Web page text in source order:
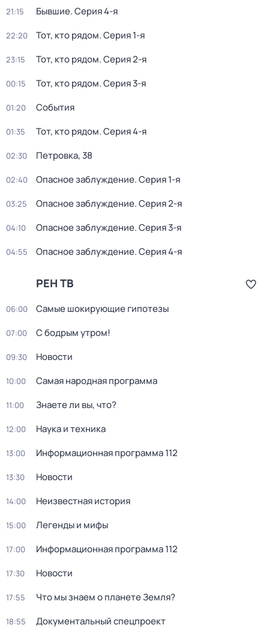
21:15 Бывшие. Серия 4-я
22:20 Тот, кто рядом. Серия 1-я
23:15 Тот, кто рядом. Серия 2-я
00:15 Тот, кто рядом. Серия 3-я
01:20 События
01:35 Тот, кто рядом. Серия 4-я
02:30 Петровка, 38
02:40 Опасное заблуждение. Серия 1-я
03:25 Опасное заблуждение. Серия 2-я
04:10 Опасное заблуждение. Серия 3-я
04:55 Опасное заблуждение. Серия 4-я
РЕН ТВ
06:00 Самые шoкиpующие гипотезы
07:00 С бодрым утром!
09:30 Новости
10:00 Самая народная программа
11:00 Знаете ли вы, что?
12:00 Наука и техника
13:00 Информационная программа 112
13:30 Новости
14:00 Неизвестная история
15:00 Легенды и мифы
17:00 Информационная программа 112
17:30 Новости
17:55 Что мы знаем о планете Земля?
18:55 Документальный спецпроект